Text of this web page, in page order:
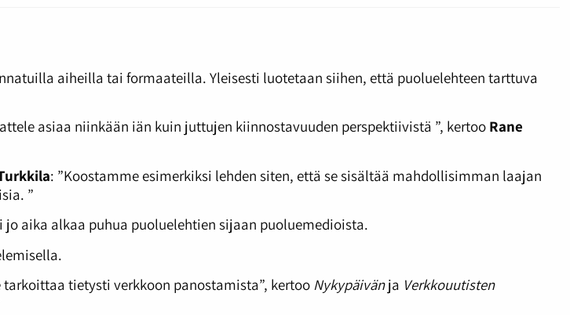
aiheilla tai formaateilla. Yleisesti luotetaan siihen, että puoluelehteen tarttuva
asiaa niinkään iän kuin juttujen kiinnostavuuden perspektiivistä ”, kertoo Rane
: ”Koostamme esimerkiksi lehden siten, että se sisältää mahdollisimman laajan
”
aika alkaa puhua puoluelehtien sijaan puoluemedioista.
tietysti verkkoon panostamista”, kertoo Nykypäivänja Verkkouutisten